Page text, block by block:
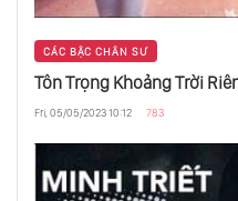
CÁC BẬC CHÂN SƯ
Tôn Trọng Khoảng Trời
Fri, 05/05/2023 10:12 783